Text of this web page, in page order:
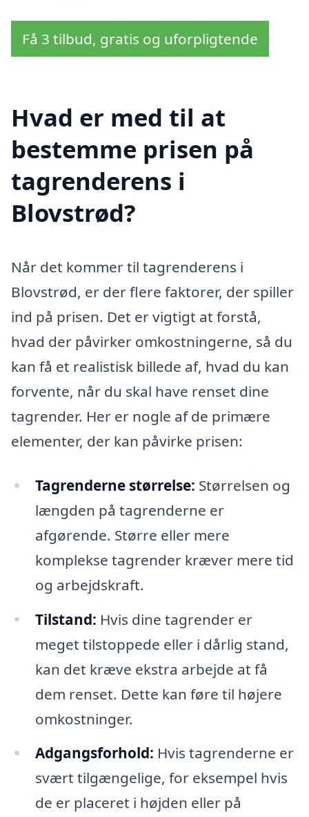
Få 3 tilbud, gratis og uforpligtende
Hvad er med til at
bestemme prisen på
tagrenderens i
Blovstrød?
Når det kommer til tagrenderens i
Blovstrød, er der flere faktorer, der spiller
ind på prisen. Det er vigtigt at forstå,
hvad der påvirker omkostningerne, så du
kan få et realistisk billede af, hvad du kan
forvente, når du skal have renset dine
tagrender. Her er nogle af de primære
elementer, der kan påvirke prisen:
Tagrenderne størrelse: Størrelsen og
længden på tagrenderne er
afgørende. Større eller mere
komplekse tagrender kræver mere tid
og arbejdskraft.
Tilstand: Hvis dine tagrender er
meget tilstoppede eller i dårlig stand,
kan det kræve ekstra arbejde at få
dem renset. Dette kan føre til højere
omkostninger.
Adgangsforhold: Hvis tagrenderne er
svært tilgængelige, for eksempel hvis
de er placeret i højden eller på